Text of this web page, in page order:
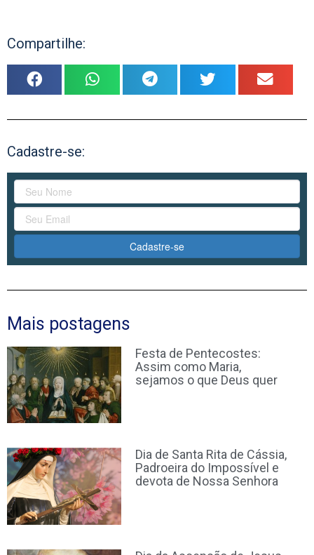
Compartilhe:
Cadastre-se:
Cadastre-se
Mais postagens
Festa de Pentecostes:
Assim como Maria,
sejamos o que Deus quer
Dia de Santa Rita de Cássia,
Padroeira do Impossível e
devota de Nossa Senhora